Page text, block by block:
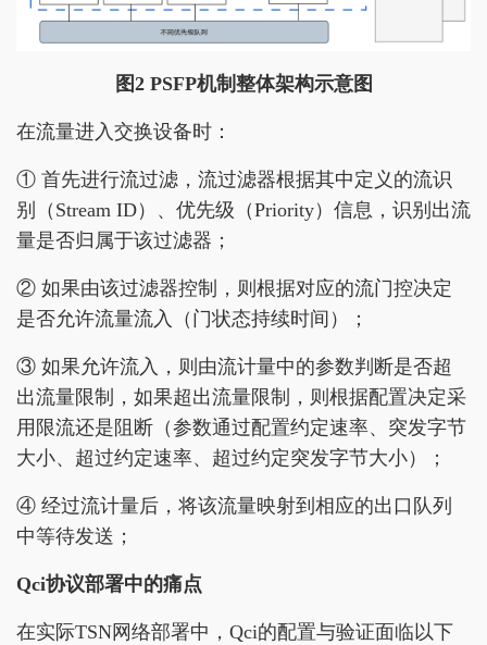
图2 PSFP机制整体架构示意图
在流量进入交换设备时：
① 首先进行流过滤，流过滤器根据其中定义的流识
别（Stream ID）、优先级（Priority）信息，识别出流
量是否归属于该过滤器；
② 如果由该过滤器控制，则根据对应的流门控决定
是否允许流量流入（门状态持续时间）；
③ 如果允许流入，则由流计量中的参数判断是否超
出流量限制，如果超出流量限制，则根据配置决定采
用限流还是阻断（参数通过配置约定速率、突发字节
大小、超过约定速率、超过约定突发字节大小）；
④ 经过流计量后，将该流量映射到相应的出口队列
中等待发送；
Qci协议部署中的痛点
在实际TSN网络部署中，Qci的配置与验证面临以下